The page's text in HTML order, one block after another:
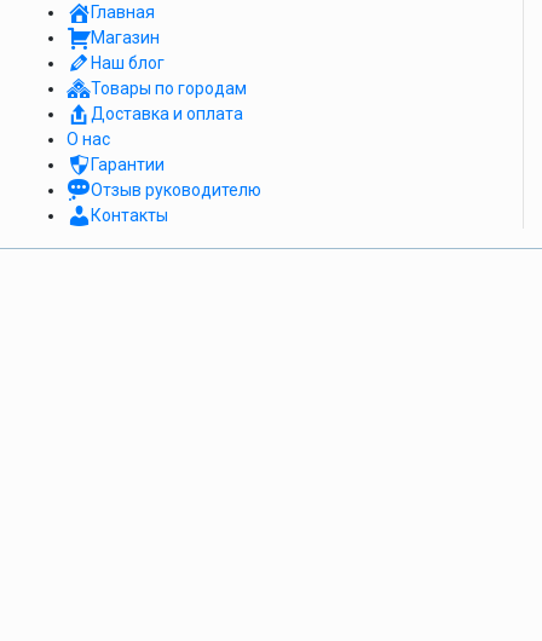
Главная
Магазин
Наш блог
Товары по городам
Доставка и оплата
О нас
Гарантии
Отзыв руководителю
Контакты